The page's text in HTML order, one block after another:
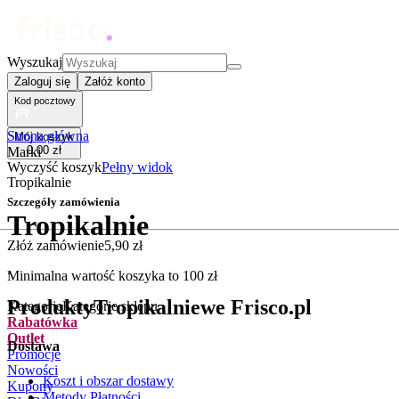
Wyszukaj
Zaloguj się Załóż konto
Kod pocztowy
Mój koszyk
0,00 zł
Wyczyść koszykPełny widok
Szczegóły zamówienia
Złóż zamówienie5,90 zł
Minimalna wartość koszyka to 100 zł
KategorieKategorie sklepu
Rabatówka
Outlet
Promocje
Nowości
Kupony
Strona główna
Marki
Tropikalnie
Tropikalnie
.
ProduktyTropikalniewe Frisco.pl
Dostawa
Koszt i obszar dostawy